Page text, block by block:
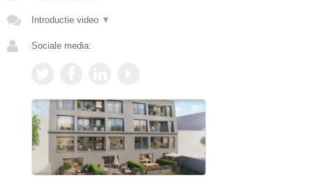
Introductie video ▼
Sociale media: